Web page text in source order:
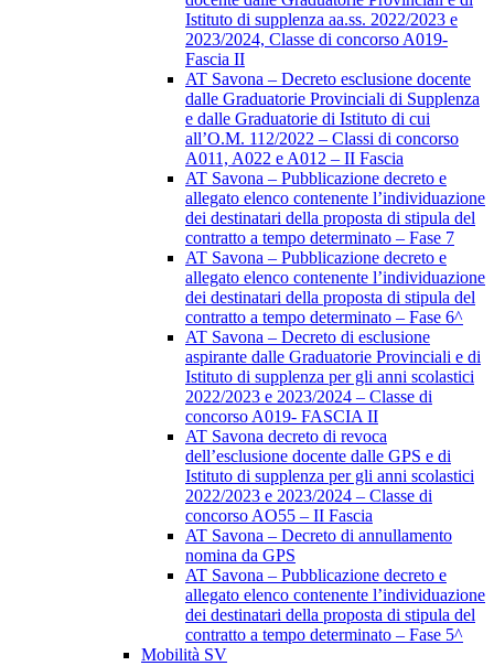
Istituto di supplenza aa.ss. 2022/2023 e
2023/2024, Classe di concorso A019-
Fascia II
AT Savona – Decreto esclusione docente
dalle Graduatorie Provinciali di Supplenza
e dalle Graduatorie di Istituto di cui
all’O.M. 112/2022 – Classi di concorso
A011, A022 e A012 – II Fascia
AT Savona – Pubblicazione decreto e
allegato elenco contenente l’individuazione
dei destinatari della proposta di stipula del
contratto a tempo determinato – Fase 7
AT Savona – Pubblicazione decreto e
allegato elenco contenente l’individuazione
dei destinatari della proposta di stipula del
contratto a tempo determinato – Fase 6^
AT Savona – Decreto di esclusione
aspirante dalle Graduatorie Provinciali e di
Istituto di supplenza per gli anni scolastici
2022/2023 e 2023/2024 – Classe di
concorso A019- FASCIA II
AT Savona decreto di revoca
dell’esclusione docente dalle GPS e di
Istituto di supplenza per gli anni scolastici
2022/2023 e 2023/2024 – Classe di
concorso AO55 – II Fascia
AT Savona – Decreto di annullamento
nomina da GPS
AT Savona – Pubblicazione decreto e
allegato elenco contenente l’individuazione
dei destinatari della proposta di stipula del
contratto a tempo determinato – Fase 5^
Mobilità SV